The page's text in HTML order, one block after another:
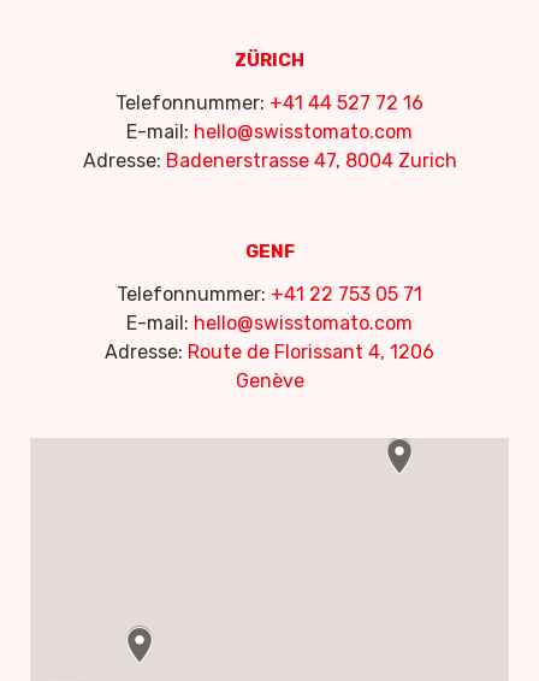
ZÜRICH
Telefonnummer: +41 44 527 72 16
E-mail: hello@swisstomato.com
Adresse: Badenerstrasse 47, 8004 Zurich
GENF
Telefonnummer: +41 22 753 05 71
E-mail: hello@swisstomato.com
Adresse: Route de Florissant 4, 1206
Genève